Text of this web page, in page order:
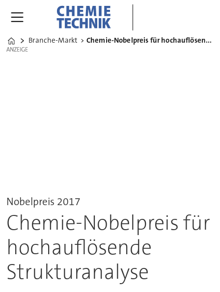
Home
Branche-Markt Chemie-Nobelpreis für hochauflösende Strukturanalyse
ANZEIGE
ANZEIGE
Nobelpreis 2017
Chemie-Nobelpreis für
hochauflösende
Strukturanalyse